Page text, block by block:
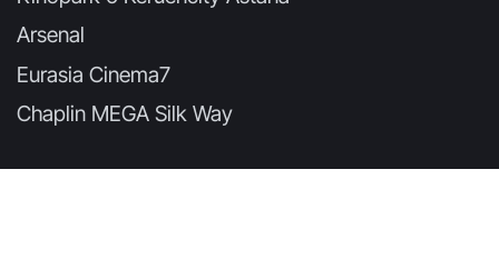
Arsenal
Eurasia Cinema7
Chaplin MEGA Silk Way